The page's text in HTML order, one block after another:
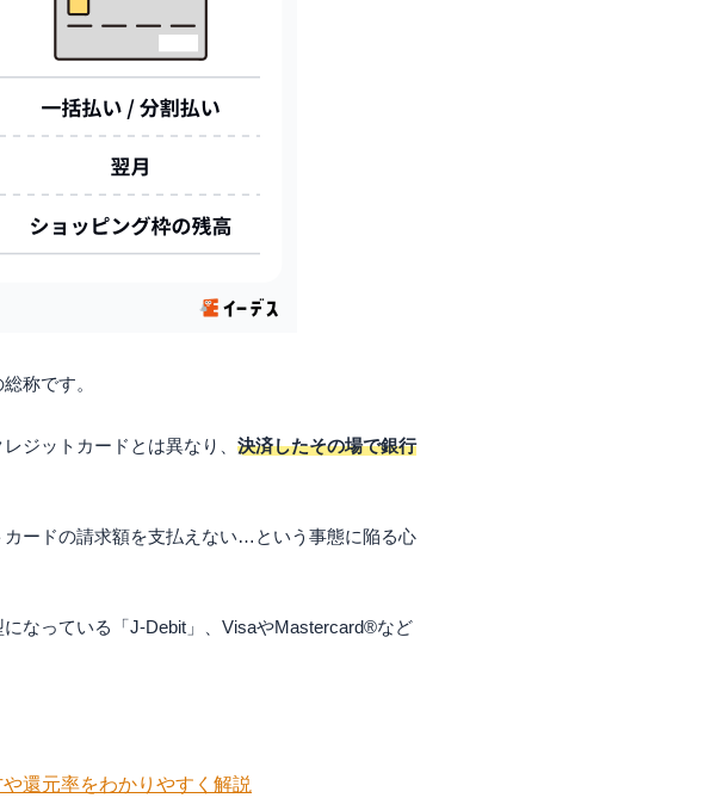
称です。
ジットカードとは異なり、 決済したその場で銀行
ードの請求額を支払えない…という事態に陥る心
なっている「J-Debit」、VisaやMastercard®など
還元率をわかりやすく解説